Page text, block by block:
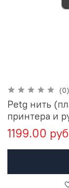
(0)
Petg нить
принтера и
1199.00 руб